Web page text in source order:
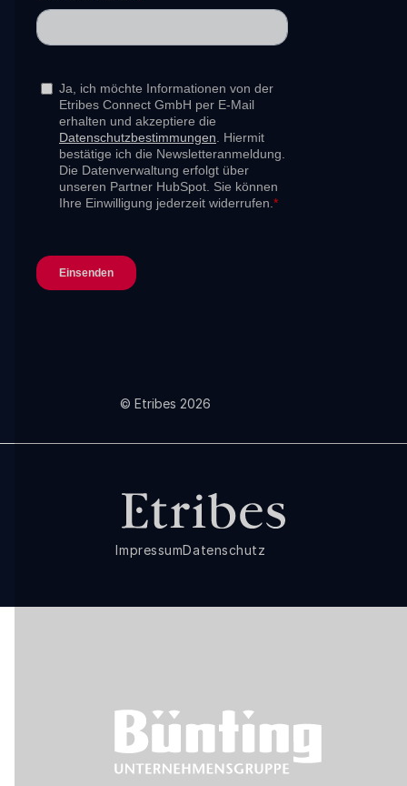
© Etribes 2026
ImpressumDatenschutz